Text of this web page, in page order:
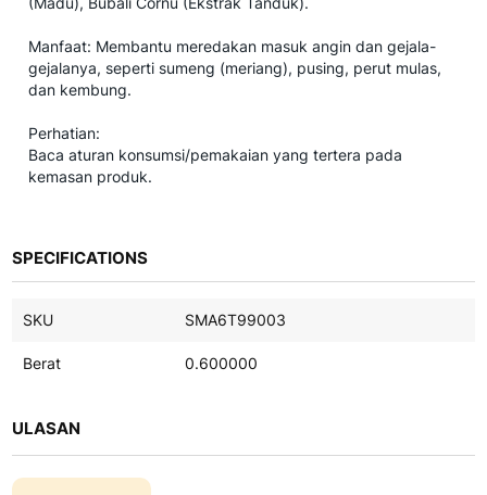
Manfaat: Membantu meredakan masuk angin dan gejala-
gejalanya, seperti sumeng (meriang), pusing, perut mulas,
dan kembung.
Perhatian:
Baca aturan konsumsi/pemakaian yang tertera pada
kemasan produk.
SPECIFICATIONS
SKU SMA6T99003
Berat 0.600000
ULASAN